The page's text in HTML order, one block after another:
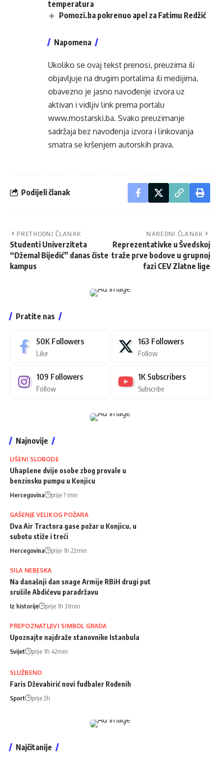
temperatura
Pomozi.ba pokrenuo apel za Fatimu Redžić
Napomena
Ukoliko se ovaj tekst prenosi, preuzima ili
objavljuje na drugim portalima ili medijima,
obavezno je jasno navođenje izvora uz
aktivan i vidljiv link prema portalu
www.mostarski.ba. Svako preuzimanje
sadržaja bez navođenja izvora i linkovanja
smatra se kršenjem autorskih prava.
Podijeli članak
PRETHODNI ČLANAK
Studenti Univerziteta
“Džemal Bijedić” danas čiste
kampus
NAREDNI ČLANAK
Reprezentativke u Švedskoj
traže prve bodove u grupnoj
fazi CEV Zlatne lige
Pratite nas
50K Followers
Like
163 Followers
Follow
109 Followers
Follow
1K Subscribers
Subscribe
Najnovije
LIŠENI SLOBODE
Uhapšene dvije osobe zbog provale u
benzinsku pumpu u Konjicu
Hercegovina prije 7 min
GAŠENJE VELIKOG POŽARA
Dva Air Tractora gase požar u Konjicu, u
subotu stiže i treći
Hercegovina prije 1h 22min
SILA NEBESKA
Na današnji dan snage Armije RBiH drugi put
srušile Abdićevu paradržavu
Iz historije prije 1h 31min
PREPOZNATLJIVI SIMBOL GRADA
Upoznajte najdraže stanovnike Istanbula
Svijet prije 1h 42min
SLUŽBENO
Faris Dževahirić novi fudbaler Rođenih
Sport prije 2h
Najčitanije